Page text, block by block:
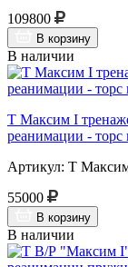
109800
В корзину
В наличии
Т Максим I
реанимации - торс
Артикул: Т
55000
В корзину
В наличии